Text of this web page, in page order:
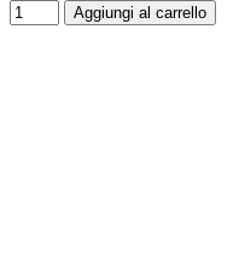
Aggiungi al carrello